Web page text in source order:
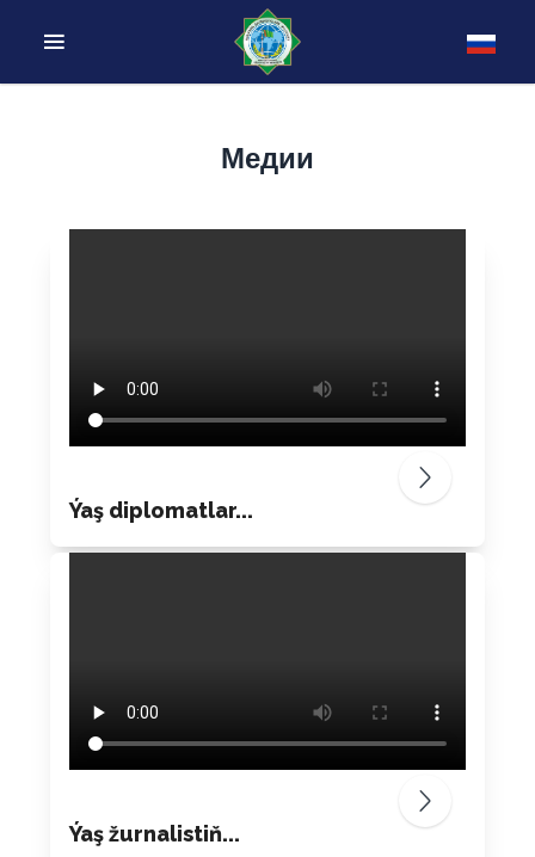
Медии
Ýaş diplomatlar...
Ýaş žurnalistiň...